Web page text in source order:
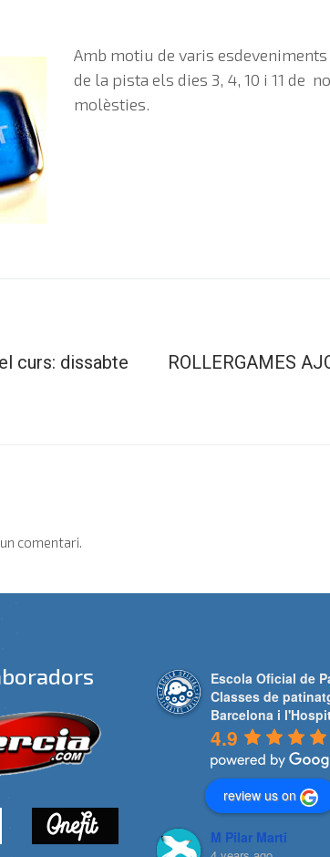
Amb motiu de varis
de la pista els dies 3, 4, 10 i 11 de
molèsties.
curs: dissabte
ROLLERGAMES
comentari.
Escola Oficial de
Classes de
Barcelona i
4.9
review us on
M Pilar Marti